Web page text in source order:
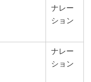
ナレー
ション
ナレー
ション